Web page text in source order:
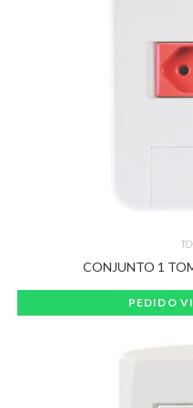
CONJUNTO 1
PEDIDO